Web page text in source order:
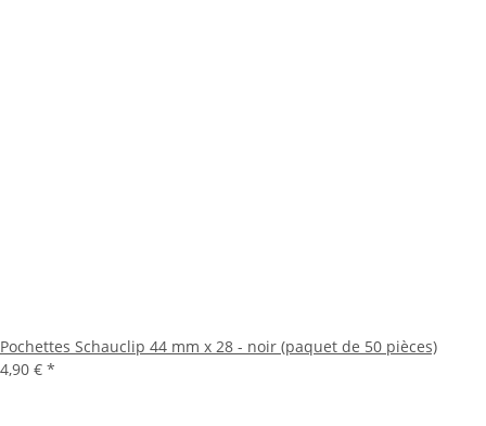
Pochettes Schauclip 44 mm x 28 - noir (paquet de 50 pièces)
4,90 € *